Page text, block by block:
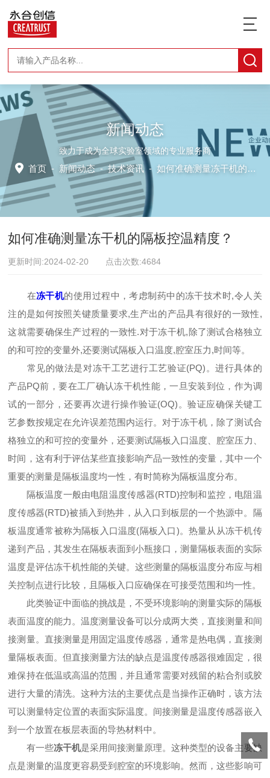
新闻动态
致力于成为全球实验室领域的专业服务商
首页 - 新闻动态-技术资讯 -如何准确测量冻干机的隔板控温精度？
如何准确测量冻干机的隔板控温精度？
更新时间:2024-02-20 点击次数:4684
在冻干机的使用过程中，考虑制药中的冻干技术时,令人关
注的是如何按照关键质量要求,生产出的产品具有很好的一致性,
这就需要确保生产过程的一致性.对于冻干机,除了测试合格独立
的和可控的变量外,还要测试隔板入口温度,腔室压力,时间等。
常见的做法是对冻干工艺进行工艺验证(PQ)。进行具体的
产品PQ前，要在工厂确认冻干机性能，一旦安装到位，作为调
试的一部分，还要再次进行操作验证(OQ)。验证应确保关键工
艺参数按规定在允许误差范围内运行。对于冻干机，除了测试合
格独立的和可控的变量外，还要测试隔板入口温度、腔室压力、
时间，这有利于评估某些直接影响产品一致性的变量，其中一个
重要的测量是隔板温度均一性，有时简称为隔板温度分布。
隔板温度一般由电阻温度传感器(RTD)控制和监控，电阻温
度传感器(RTD)被插入到热井，从入口到板层的一个热源中。隔
板温度通常被称为隔板入口温度(隔板入口)。热量从从冻干机传
递到产品，其发生在隔板表面到小瓶接口，测量隔板表面的实际
温度是评估冻干机性能的关键。这些测量的隔板温度分布应与相
关控制点进行比较，且隔板入口应确保在可接受范围和均一性。
此类验证中面临的挑战是，不受环境影响的测量实际的隔板
表面温度的能力。温度测量设备可以分成两大类，直接测量和间
接测量。直接测量是用固定温度传感器，通常是热电偶，直接测
量隔板表面。但直接测量方法的缺点是温度传感器很难固定，很
难保持在低温或高温的范围，并且通常需要对残留的粘合剂或胶
进行大量的清洗。这种方法的主要优点是当操作正确时，该方法
可以测量特定位置的表面实际温度。间接测量是温度传感器嵌入
到一个放置在板层表面的导热材料中。
有一些冻干机是采用间接测量原理。这种类型的设备主要缺
点是测量的温度更容易受到腔室的环境影响。然而，这些影响可